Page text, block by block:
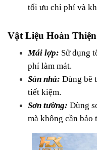
tối ưu chi phí và
Vật Liệu Hoàn Thiện
Mái lợp: Sử dụng
phí làm mát.
Sàn nhà: Dùng bê
tiết kiệm.
Sơn tường: Dùng
mà không cần